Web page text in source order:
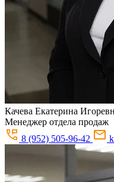
Качева Екатерина
Менеджер отдела продаж
8 (952) 505-96-42